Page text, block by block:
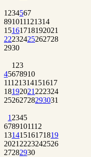
1 234567
891011121314
15161718192021
22232425262728
2930
1 23
45678910
11121314151617
18192021 222324
25262728293031
1 2345
6789101112
13141516171819
2021 2223242526
27282930